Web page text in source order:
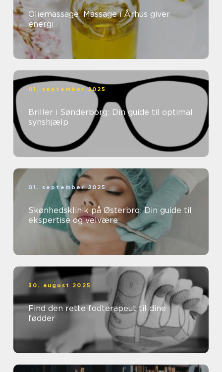
Oliemassage: Massage i Århus giver
energi
01. september 2025
Briller i Sønderborg: Din guide til optimal
synshjælp
01. september 2025
Skønhedsklinik på Østerbro: Din guide til
ekspertise og velvære
30. august 2025
Find den rette fodterapeut til dine
fødder